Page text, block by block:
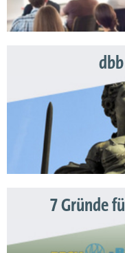
7 Gründe